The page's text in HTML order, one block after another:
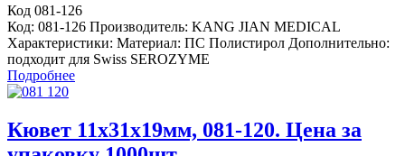
Код 081-126
Код: 081-126 Производитель: KANG JIAN MEDICAL
Характеристики: Материал: ПС Полистирол Дополнительно:
подходит для Swiss SEROZYME
Подробнее
Кювет 11x31x19мм, 081-120. Цена за